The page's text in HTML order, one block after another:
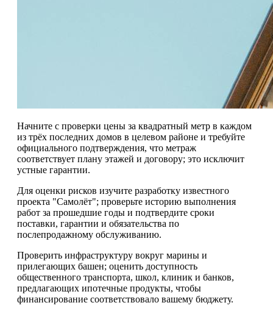
Начните с проверки цены за квадратный метр в каждом
из трёх последних домов в целевом районе и требуйте
официального подтверждения, что метраж
соответствует плану этажей и договору; это исключит
устные гарантии.
Для оценки рисков изучите разработку известного
проекта "Самолёт"; проверьте историю выполнения
работ за прошедшие годы и подтвердите сроки
поставки, гарантии и обязательства по
послепродажному обслуживанию.
Проверить инфраструктуру вокруг марины и
прилегающих башен; оценить доступность
общественного транспорта, школ, клиник и банков,
предлагающих ипотечные продукты, чтобы
финансирование соответствовало вашему бюджету.